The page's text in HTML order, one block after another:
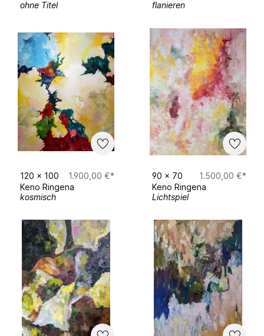
ohne Titel
flanieren
120 x 100
1.900,00 €*
Keno Ringena
kosmisch
90 x 70
1.500,00 €*
Keno Ringena
Lichtspiel